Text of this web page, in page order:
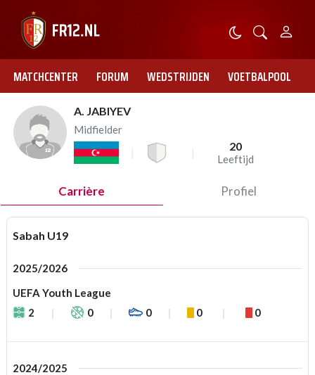
MATCHCENTER FORUM WEDSTRIJDEN VOETBALPOOL
A. JABIYEV
Midfielder
20
Leeftijd
Carrière Profiel
Sabah U19
2025/2026
UEFA Youth League
2
0 0 0 0
2024/2025